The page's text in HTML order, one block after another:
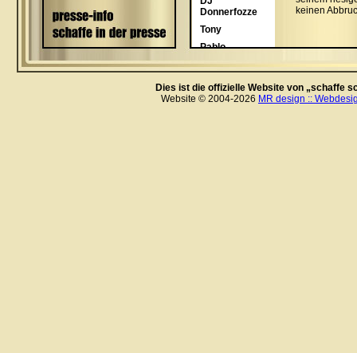
Dies ist die offizielle Website von „schaffe
Website © 2004-2026 MR design ::